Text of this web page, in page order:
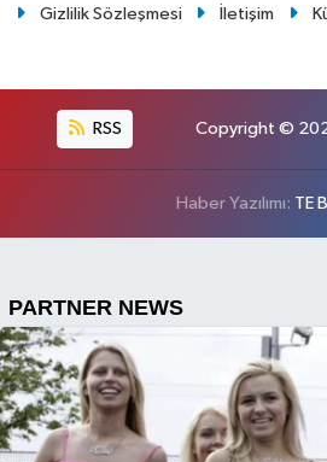
Gizlilik Sözleşmesi İletişim
RSS Copyright ©
Haber Yazılımı: TE